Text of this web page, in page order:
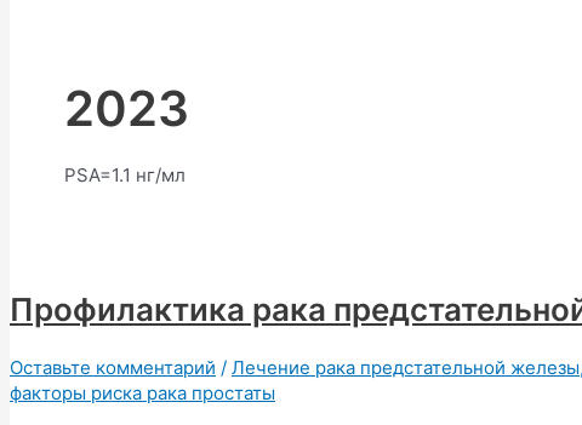
2023
PSA=1.1 нг/мл
Профилактика рака
Оставьте комментарий / Лечение рака предстательной железы,
факторы риска рака простаты